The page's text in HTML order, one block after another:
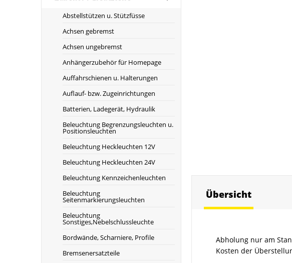
Übersicht
Abholung nur am
Kosten der
Abstellstützen u. Stützfüsse
Achsen gebremst
Achsen ungebremst
Anhängerzubehör für Homepage
Auffahrschienen u. Halterungen
Auflauf- bzw. Zugeinrichtungen
Batterien, Ladegerät, Hydraulik
Beleuchtung Begrenzungsleuchten u.
Positionsleuchten
Beleuchtung Heckleuchten 12V
Beleuchtung Heckleuchten 24V
Beleuchtung Kennzeichenleuchten
Beleuchtung
Seitenmarkierungsleuchten
Beleuchtung
Sonstiges,Nebelschlussleuchte
Bordwände, Scharniere, Profile
Bremsenersatzteile